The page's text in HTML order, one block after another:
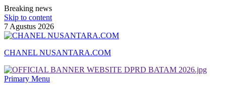
Breaking news
Skip to content
7 Agustus 2026
CHANEL NUSANTARA.COM
Primary Menu